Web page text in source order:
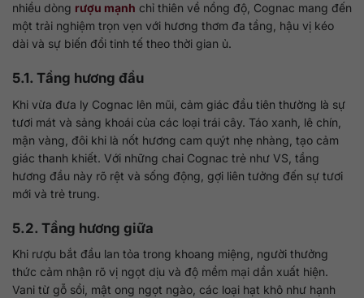
nhiều dòng rượu mạnh chỉ thiên về nồng độ, Cognac mang đến
một trải nghiệm trọn vẹn với hương thơm đa tầng, hậu vị kéo
dài và sự biến đổi tinh tế theo thời gian ủ.
5.1. Tầng hương đầu
Khi vừa đưa ly Cognac lên mũi, cảm giác đầu tiên thường là sự
tươi mát và sảng khoái của các loại trái cây. Táo xanh, lê chín,
mận vàng, đôi khi là nốt hương cam quýt nhẹ nhàng, tạo cảm
giác thanh khiết. Với những chai Cognac trẻ như VS, tầng
hương đầu này rõ rệt và sống động, gợi liên tưởng đến sự tươi
mới và trẻ trung.
5.2. Tầng hương giữa
Khi rượu bắt đầu lan tỏa trong khoang miệng, người thưởng
thức cảm nhận rõ vị ngọt dịu và độ mềm mại dần xuất hiện.
Vani từ gỗ sồi, mật ong ngọt ngào, các loại hạt khô như hạnh